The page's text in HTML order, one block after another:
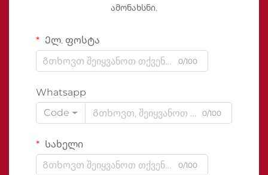
ამონახსნი.
Ელ. ფოსტა
0/100
Whatsapp
Code
0/100
Სახელი
0/100